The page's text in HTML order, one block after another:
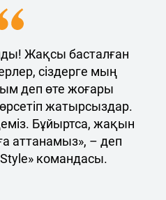
Жақсы басталған
сіздерге мың
деп өте жоғары
жатырсыздар.
Бұйыртса, жақын
аттанамыз», – деп
командасы.